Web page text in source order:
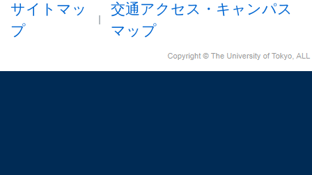
サイトマッ
プ
交通アクセス・キャンパス
マップ